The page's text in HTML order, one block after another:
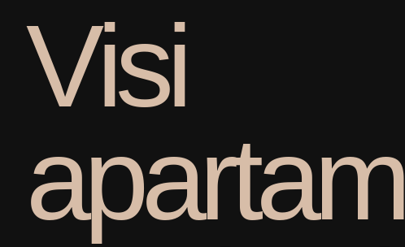
Visi
apartam